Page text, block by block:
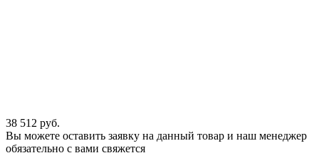
38 512 руб.
Вы можете оставить заявку на данный товар и наш менеджер
обязательно с вами свяжется